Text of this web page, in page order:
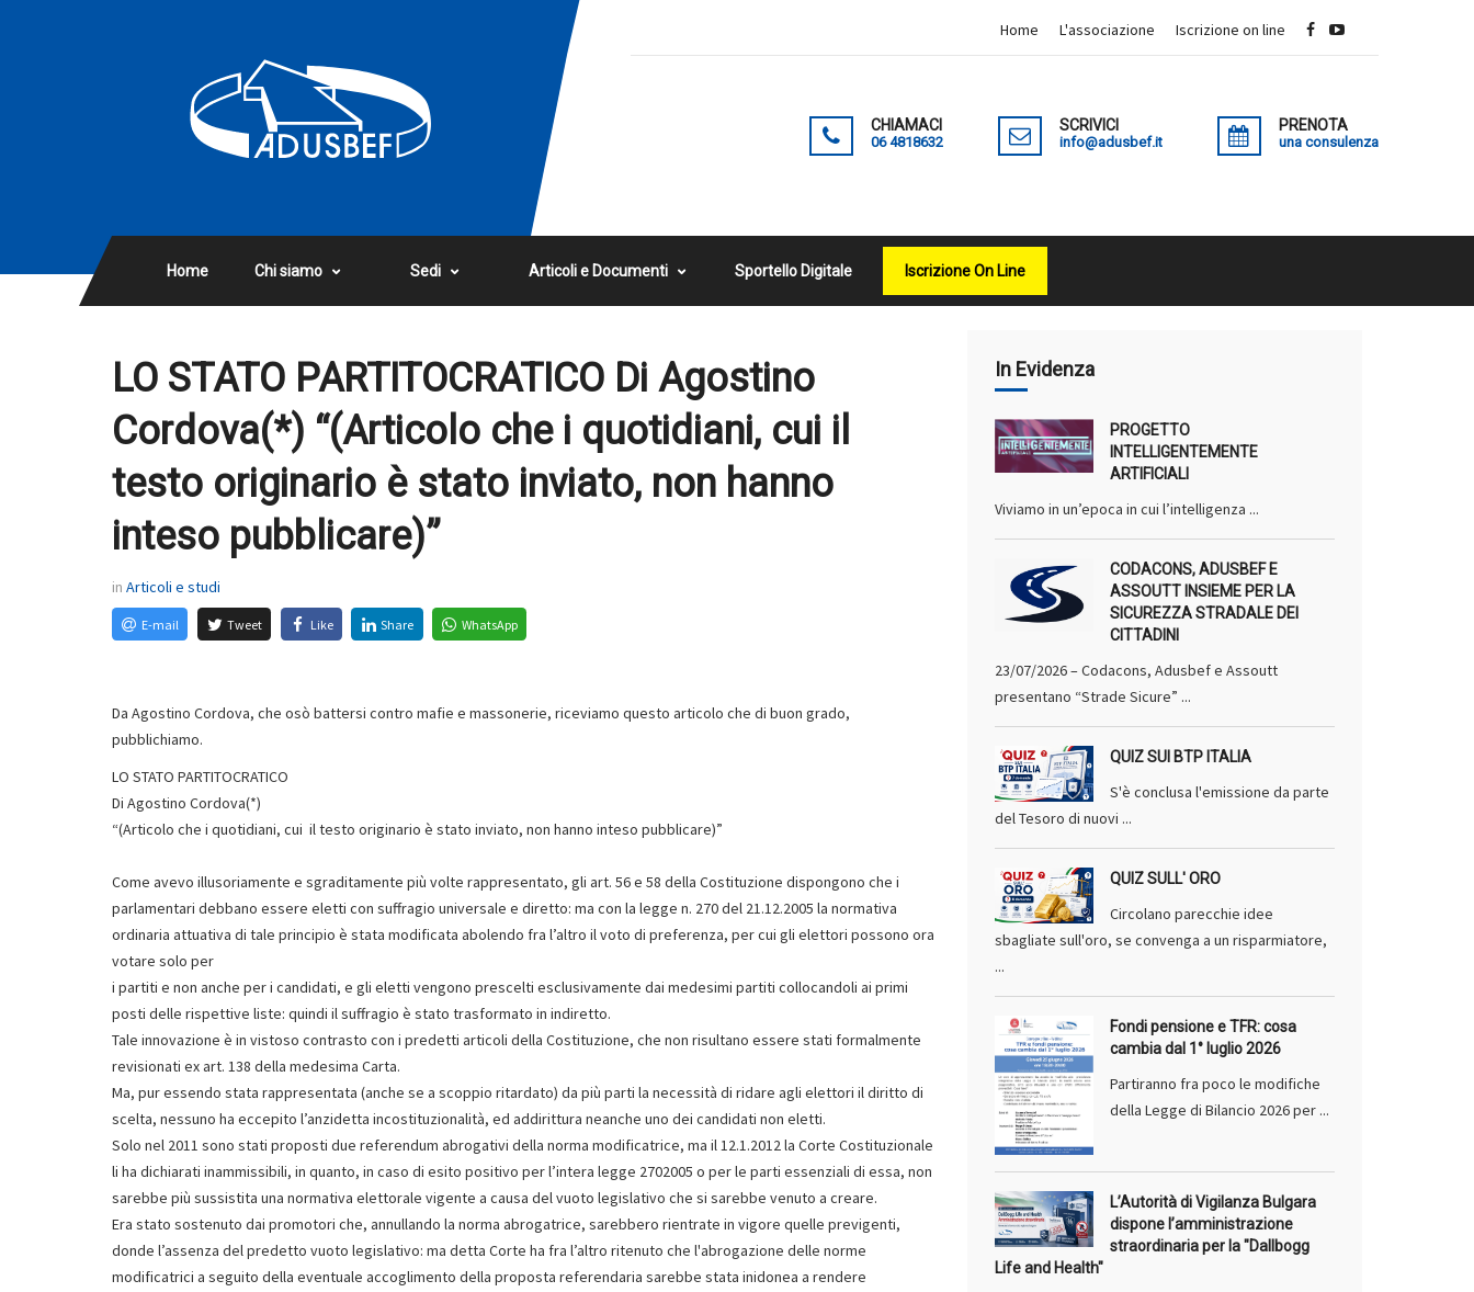
Home L'associazione Iscrizione on line
CHIAMACI
06 4818632
SCRIVICI
info@adusbef.it
PRENOTA
una consulenza
Home Chi siamo Sedi Articoli e Documenti Sportello Digitale Iscrizione On Line
X
LO STATO PARTITOCRATICO Di Agostino
Cordova(*) “(Articolo che i quotidiani, cui il
testo originario è stato inviato, non hanno
inteso pubblicare)”
in Articoli e studi
E-mail Tweet Like Share WhatsApp
Da Agostino Cordova, che osò battersi contro mafie e massonerie, riceviamo questo articolo che di buon grado,
pubblichiamo.
LO STATO PARTITOCRATICO
Di Agostino Cordova(*)
“(Articolo che i quotidiani, cui il testo originario è stato inviato, non hanno inteso pubblicare)”
Come avevo illusoriamente e sgraditamente più volte rappresentato, gli art. 56 e 58 della Costituzione dispongono che i
parlamentari debbano essere eletti con suffragio universale e diretto: ma con la legge n. 270 del 21.12.2005 la normativa
ordinaria attuativa di tale principio è stata modificata abolendo fra l’altro il voto di preferenza, per cui gli elettori possono ora
votare solo per
i partiti e non anche per i candidati, e gli eletti vengono prescelti esclusivamente dai medesimi partiti collocandoli ai primi
posti delle rispettive liste: quindi il suffragio è stato trasformato in indiretto.
Tale innovazione è in vistoso contrasto con i predetti articoli della Costituzione, che non risultano essere stati formalmente
revisionati ex art. 138 della medesima Carta.
Ma, pur essendo stata rappresentata (anche se a scoppio ritardato) da più parti la necessità di ridare agli elettori il diritto di
scelta, nessuno ha eccepito l’anzidetta incostituzionalità, ed addirittura neanche uno dei candidati non eletti.
Solo nel 2011 sono stati proposti due referendum abrogativi della norma modificatrice, ma il 12.1.2012 la Corte Costituzionale
li ha dichiarati inammissibili, in quanto, in caso di esito positivo per l’intera legge 2702005 o per le parti essenziali di essa, non
sarebbe più sussistita una normativa elettorale vigente a causa del vuoto legislativo che si sarebbe venuto a creare.
Era stato sostenuto dai promotori che, annullando la norma abrogatrice, sarebbero rientrate in vigore quelle previgenti,
donde l’assenza del predetto vuoto legislativo: ma detta Corte ha fra l’altro ritenuto che l'abrogazione delle norme
modificatrici a seguito della eventuale accoglimento della proposta referendaria sarebbe stata inidonea a rendere
In Evidenza
PROGETTO
INTELLIGENTEMENTE
ARTIFICIALI
Viviamo in un’epoca in cui l’intelligenza ...
CODACONS, ADUSBEF E
ASSOUTT INSIEME PER LA
SICUREZZA STRADALE DEI
CITTADINI
23/07/2026 – Codacons, Adusbef e Assoutt
presentano “Strade Sicure” ...
QUIZ SUI BTP ITALIA
S'è conclusa l'emissione da parte
del Tesoro di nuovi ...
QUIZ SULL' ORO
Circolano parecchie idee
sbagliate sull'oro, se convenga a un risparmiatore,
...
Fondi pensione e TFR: cosa
cambia dal 1° luglio 2026
Partiranno fra poco le modifiche
della Legge di Bilancio 2026 per ...
L’Autorità di Vigilanza Bulgara
dispone l’amministrazione
straordinaria per la "Dallbogg
Life and Health"